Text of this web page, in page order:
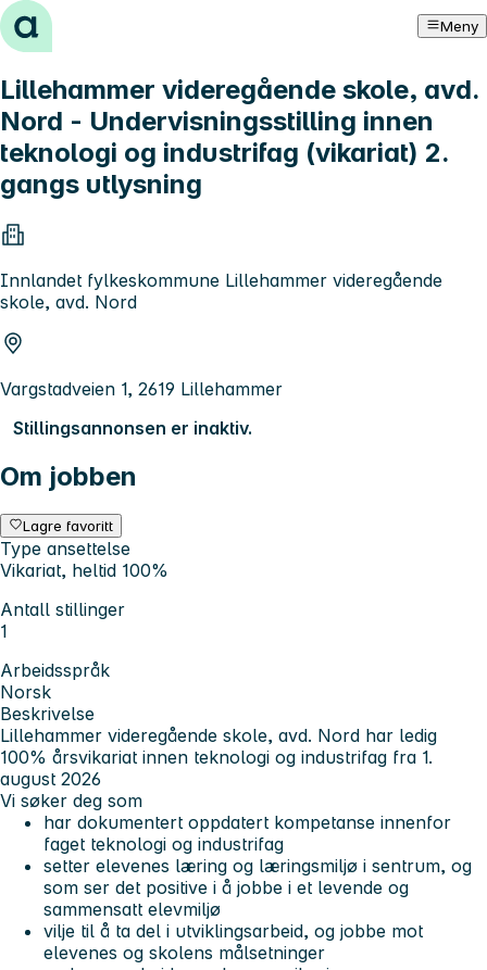
Hopp til innhold Meny
Lillehammer videregående skole, avd.
Nord - Undervisningsstilling innen
teknologi og industrifag (vikariat) 2.
gangs utlysning
Innlandet fylkeskommune Lillehammer videregående
skole, avd. Nord
Vargstadveien 1, 2619 Lillehammer
Stillingsannonsen er inaktiv.
Om jobben
Lagre favoritt
Type ansettelse
Vikariat, heltid 100%
Antall stillinger
1
Arbeidsspråk
Norsk
Beskrivelse
Lillehammer videregående skole, avd. Nord har ledig
100% årsvikariat innen teknologi og industrifag fra 1.
august 2026
Vi søker deg som
har dokumentert oppdatert kompetanse innenfor
faget teknologi og industrifag
setter elevenes læring og læringsmiljø i sentrum, og
som ser det positive i å jobbe i et levende og
sammensatt elevmiljø
vilje til å ta del i utviklingsarbeid, og jobbe mot
elevenes og skolens målsetninger